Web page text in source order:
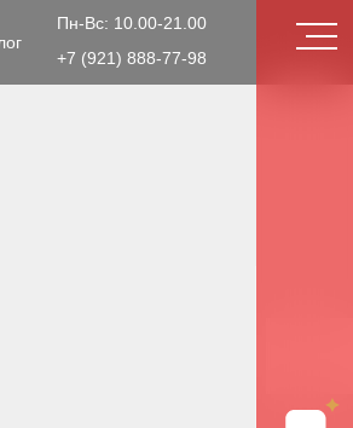
+7 (921) 888-77-98
Пн-Вс: 10.00-21.00